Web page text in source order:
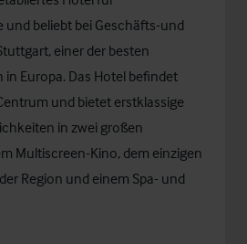
beliebt bei Geschäfts-und
einer der besten
Europa. Das Hotel befindet
und bietet erstklassige
in zwei großen
Multiscreen-Kino, dem einzigen
Region und einem Spa- und